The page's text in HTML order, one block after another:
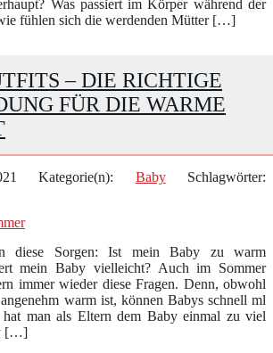
Was passiert im Körper während der
fühlen sich die werdenden Mütter […]
– DIE RICHTIGE
FÜR DIE WARME
Kategorie(n): BabySchlagwörter:
diese Sorgen: Ist mein Baby zu warm
mein Baby vielleicht? Auch im Sommer
immer wieder diese Fragen. Denn, obwohl
warm ist, können Babys schnell ml
hat man als Eltern dem Baby einmal zu viel
[…]